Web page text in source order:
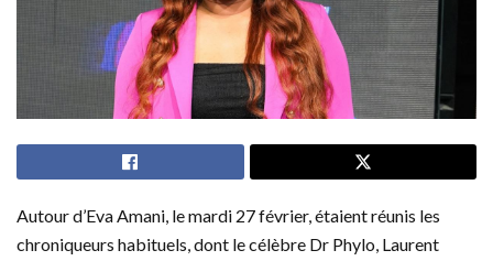
Autour d’Eva Amani, le mardi 27 février, étaient réunis les
chroniqueurs habituels, dont le célèbre Dr Phylo, Laurent